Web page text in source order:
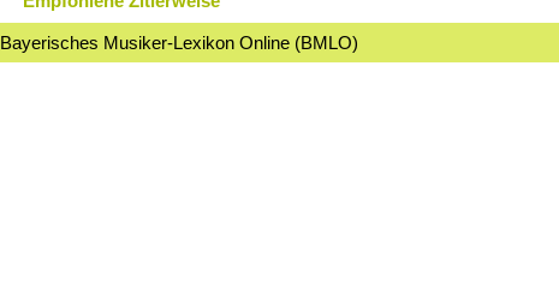
Bayerisches Musiker-Lexikon Online (BMLO)